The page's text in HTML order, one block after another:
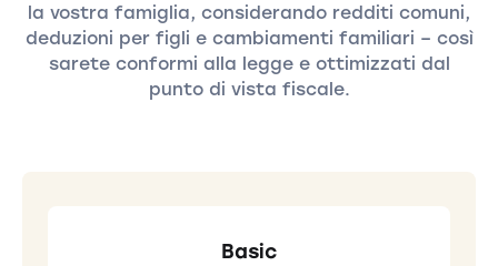
la vostra famiglia, considerando redditi comuni,
deduzioni per figli e cambiamenti familiari – così
sarete conformi alla legge e ottimizzati dal
punto di vista fiscale.
Basic